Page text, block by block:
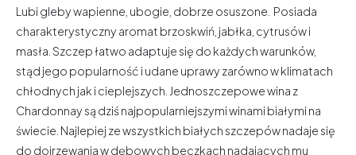
Lubi gleby wapienne, ubogie, dobrze osuszone. Posiada
charakterystyczny aromat brzoskwiń, jabłka, cytrusów i
masła. Szczep łatwo adaptuje się do każdych warunków,
stąd jego popularność i udane uprawy zarówno w klimatach
chłodnych jak i cieplejszych. Jednoszczepowe wina z
Chardonnay są dziś najpopularniejszymi winami białymi na
świecie. Najlepiej ze wszystkich białych szczepów nadaje się
do dojrzewania w dębowych beczkach nadających mu